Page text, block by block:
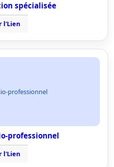
spécialisée
l'Lien
professionnel
professionnel
l'Lien